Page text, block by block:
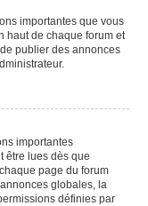
importantes que vous
haut de chaque forum et
publier des annonces
importantes
être lues dès que
page du forum
globales, la
définies par